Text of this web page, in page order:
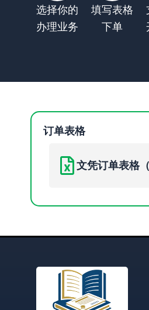
选择你的
办理业务
填写表格
下单
订单表格
文凭订单表格